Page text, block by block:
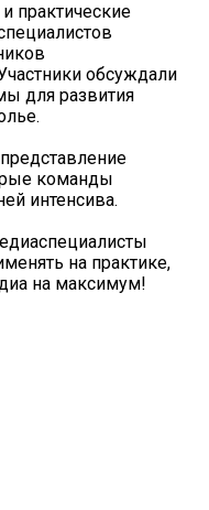
практические
обсуждали
для развития
команды
интенсива.
на практике,
на максимум!